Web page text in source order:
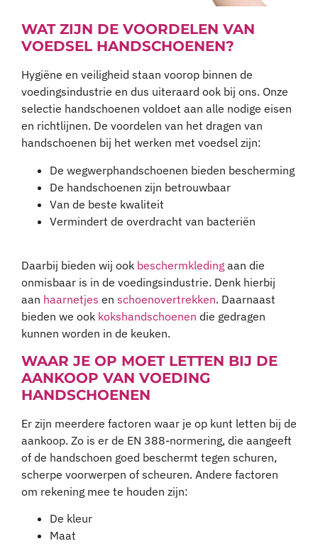
WAT ZIJN DE VOORDELEN VAN
VOEDSEL HANDSCHOENEN?
Hygiëne en veiligheid staan voorop binnen de
voedingsindustrie en dus uiteraard ook bij ons. Onze
selectie handschoenen voldoet aan alle nodige eisen
en richtlijnen. De voordelen van het dragen van
handschoenen bij het werken met voedsel zijn:
De wegwerphandschoenen bieden bescherming
De handschoenen zijn betrouwbaar
Van de beste kwaliteit
Vermindert de overdracht van bacteriën
onmisbaar is in de voedingsindustrie. Denk hierbij
aanhaarnetjes en schoenovertrekken. Daarnaast
bieden we ook kokshandschoenendie gedragen
kunnen worden in de keuken.
WAAR JE OP MOET LETTEN BIJ DE
AANKOOP VAN VOEDING
HANDSCHOENEN
Er zijn meerdere factoren waar je op kunt letten bij de
aankoop. Zo is er de EN 388-normering, die aangeeft
of de handschoen goed beschermt tegen schuren,
scherpe voorwerpen of scheuren. Andere factoren
om rekening mee te houden zijn:
De kleur
Maat
Poedervrij of gepoederd